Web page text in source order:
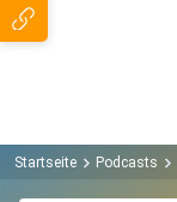
Startseite Podcasts